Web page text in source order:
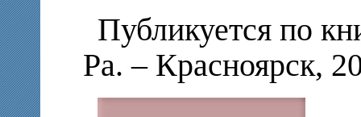
Публикуется по
Ра. – Красноярск,